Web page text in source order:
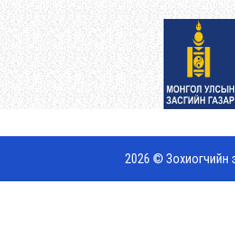
2026 © Зохиогчийн